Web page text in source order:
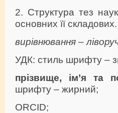
2. Структура тез
основних її складових.
вирівнювання –
УДК: стиль шрифту –
прізвище, ім’я та
шрифту – жирний;
ORCID;